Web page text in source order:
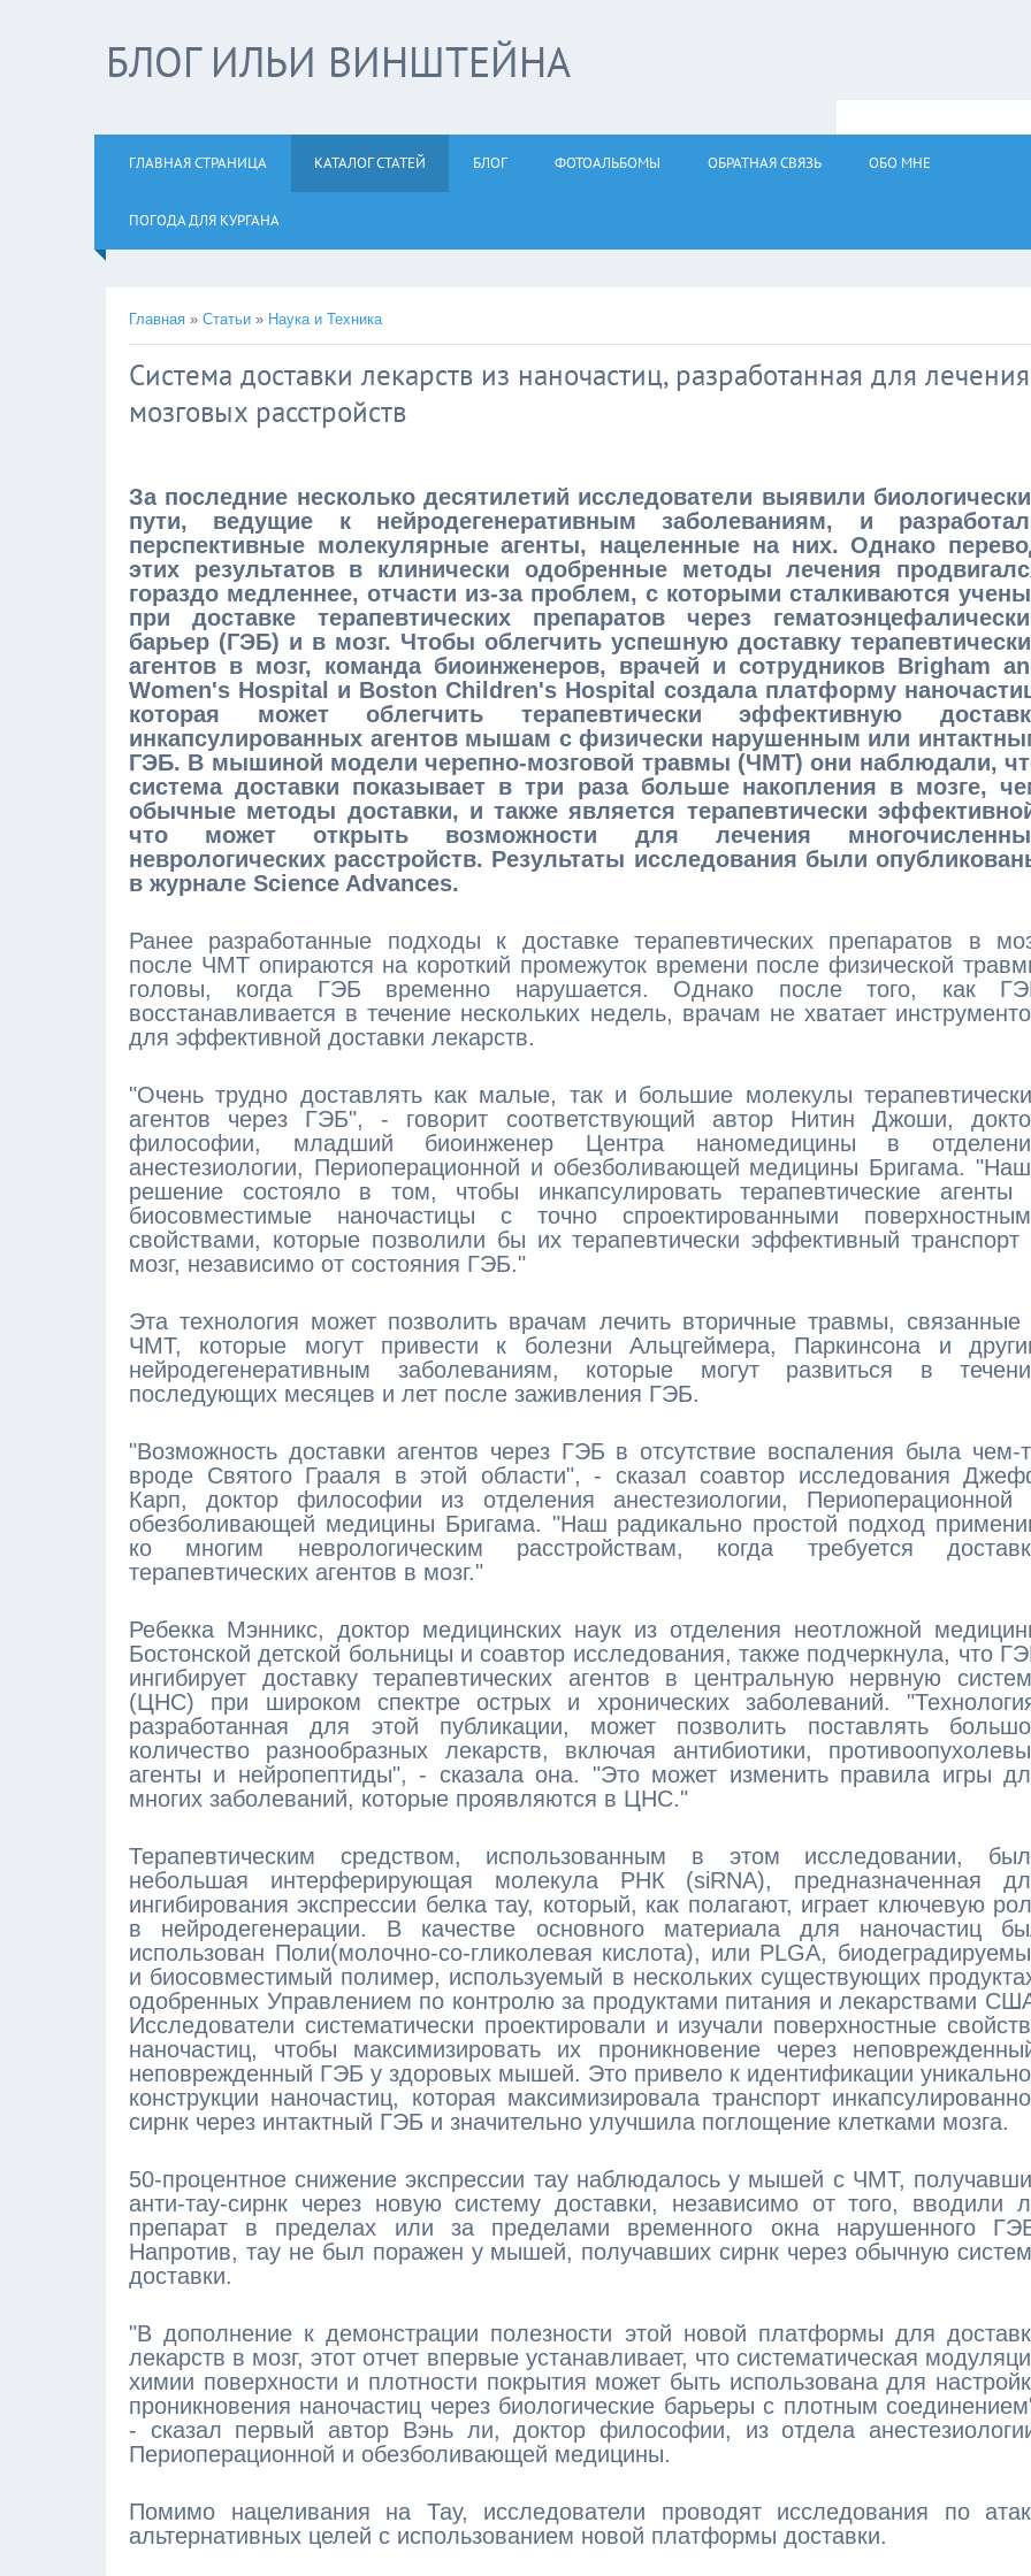
БЛОГ ИЛЬИ ВИНШТЕЙНА
ГЛАВНАЯ СТРАНИЦА КАТАЛОГ СТАТЕЙ БЛОГ ФОТОАЛЬБОМЫ ОБРАТНАЯ СВЯЗЬ ОБО МНЕ
ПОГОДА ДЛЯ КУРГАНА
Главная » Статьи » Наука и Техника
Система доставки лекарств из наночастиц, разработанная для лечения
мозговых расстройств
За последние несколько десятилетий исследователи выявили
пути, ведущие к нейродегенеративным заболеваниям, и
перспективные молекулярные агенты, нацеленные на них. Однако
этих результатов в клинически одобренные методы лечения
гораздо медленнее, отчасти из-за проблем, с которыми сталкиваются
при доставке терапевтических препаратов через
барьер (ГЭБ) и в мозг. Чтобы облегчить успешную доставку
агентов в мозг, команда биоинженеров, врачей и сотрудников Brigham
Women's Hospital и Boston Children's Hospital создала платформу
которая может облегчить терапевтически эффективную
инкапсулированных агентов мышам с физически нарушенным или
ГЭБ. В мышиной модели черепно-мозговой травмы (ЧМТ) они наблюдали,
система доставки показывает в три раза больше накопления в мозге,
обычные методы доставки, и также является терапевтически
что может открыть возможности для лечения
неврологических расстройств. Результаты исследования были
в журнале Science Advances.
Ранее разработанные подходы к доставке терапевтических препаратов в
после ЧМТ опираются на короткий промежуток времени после физической
головы, когда ГЭБ временно нарушается. Однако после того, как
восстанавливается в течение нескольких недель, врачам не хватает
для эффективной доставки лекарств.
"Очень трудно доставлять как малые, так и большие молекулы
агентов через ГЭБ", - говорит соответствующий автор Нитин Джоши,
философии, младший биоинженер Центра наномедицины в
анестезиологии, Периоперационной и обезболивающей медицины Бригама.
решение состояло в том, чтобы инкапсулировать терапевтические агенты
биосовместимые наночастицы с точно спроектированными
свойствами, которые позволили бы их терапевтически эффективный транспорт
мозг, независимо от состояния ГЭБ."
Эта технология может позволить врачам лечить вторичные травмы, связанные
ЧМТ, которые могут привести к болезни Альцгеймера, Паркинсона и
нейродегенеративным заболеваниям, которые могут развиться в
последующих месяцев и лет после заживления ГЭБ.
"Возможность доставки агентов через ГЭБ в отсутствие воспаления была чем-
вроде Святого Грааля в этой области", - сказал соавтор исследования
Карп, доктор философии из отделения анестезиологии, Периоперационной
обезболивающей медицины Бригама. "Наш радикально простой подход
ко многим неврологическим расстройствам, когда требуется
терапевтических агентов в мозг."
Ребекка Мэнникс, доктор медицинских наук из отделения неотложной
Бостонской детской больницы и соавтор исследования, также подчеркнула, что
ингибирует доставку терапевтических агентов в центральную нервную
(ЦНС) при широком спектре острых и хронических заболеваний.
разработанная для этой публикации, может позволить поставлять
количество разнообразных лекарств, включая антибиотики,
агенты и нейропептиды", - сказала она. "Это может изменить правила игры
многих заболеваний, которые проявляются в ЦНС."
Терапевтическим средством, использованным в этом исследовании,
небольшая интерферирующая молекула РНК (siRNA), предназначенная
ингибирования экспрессии белка тау, который, как полагают, играет ключевую
в нейродегенерации. В качестве основного материала для наночастиц
использован Поли(молочно-со-гликолевая кислота), или PLGA,
и биосовместимый полимер, используемый в нескольких существующих
одобренных Управлением по контролю за продуктами питания и лекарствами
Исследователи систематически проектировали и изучали поверхностные
наночастиц, чтобы максимизировать их проникновение через
неповрежденный ГЭБ у здоровых мышей. Это привело к идентификации
конструкции наночастиц, которая максимизировала транспорт
сирнк через интактный ГЭБ и значительно улучшила поглощение клетками мозга.
50-процентное снижение экспрессии тау наблюдалось у мышей с ЧМТ,
анти-тау-сирнк через новую систему доставки, независимо от того, вводили
препарат в пределах или за пределами временного окна нарушенного
Напротив, тау не был поражен у мышей, получавших сирнк через обычную
доставки.
"В дополнение к демонстрации полезности этой новой платформы для
лекарств в мозг, этот отчет впервые устанавливает, что систематическая
химии поверхности и плотности покрытия может быть использована для
проникновения наночастиц через биологические барьеры с плотным
- сказал первый автор Вэнь ли, доктор философии, из отдела
Периоперационной и обезболивающей медицины.
Помимо нацеливания на Тау, исследователи проводят исследования по
альтернативных целей с использованием новой платформы доставки.